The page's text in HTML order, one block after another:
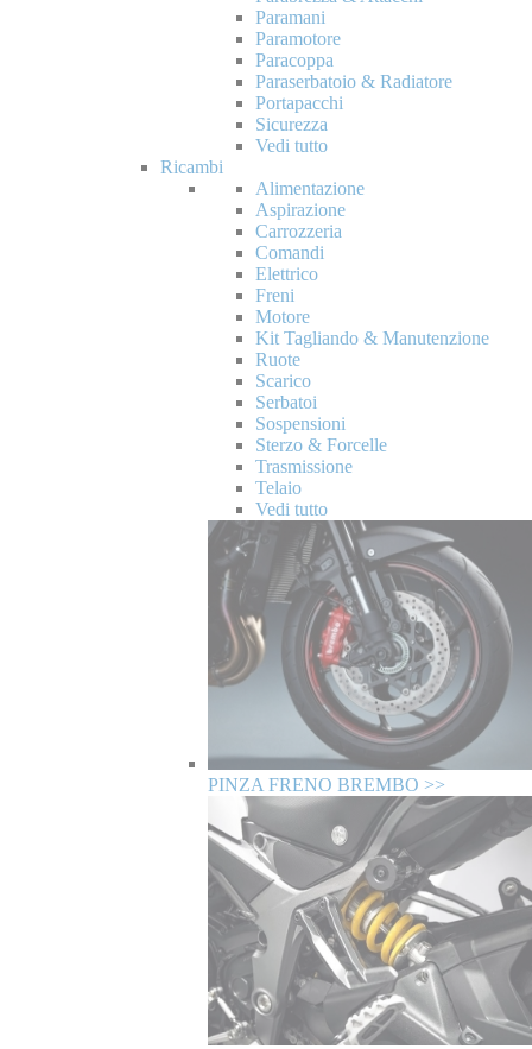
Paramani
Paramotore
Paracoppa
Paraserbatoio & Radiatore
Portapacchi
Sicurezza
Vedi tutto
Ricambi
Alimentazione
Aspirazione
Carrozzeria
Comandi
Elettrico
Freni
Motore
Kit Tagliando & Manutenzione
Ruote
Scarico
Serbatoi
Sospensioni
Sterzo & Forcelle
Trasmissione
Telaio
Vedi tutto
PINZA FRENO BREMBO >>